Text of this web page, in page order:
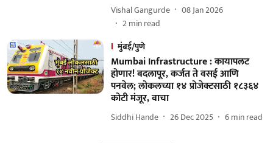
Vishal Gangurde
08 Jan 2026
2min read
मुंबई/पुणे
Mumbai Infrastructure : कायापलट
होणार! बदलापूर, कर्जत ते वसई आणि
पनवेल; लोकलच्या १४ प्रोजेक्टसाठी १८३६४
कोटी मंजूर, वाचा
Siddhi Hande 26 Dec 2025 6min read